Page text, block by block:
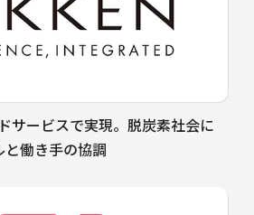
サービスで実現。脱炭素社会に
働き手の協調